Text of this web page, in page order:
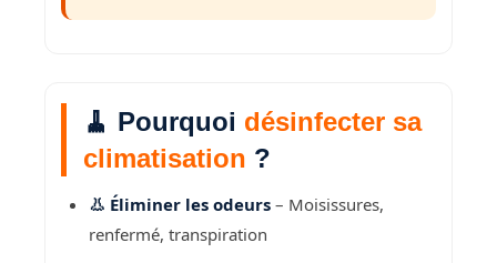
🧹 Pourquoi désinfecter sa
climatisation ?
👃 Éliminer les odeurs – Moisissures,
renfermé, transpiration